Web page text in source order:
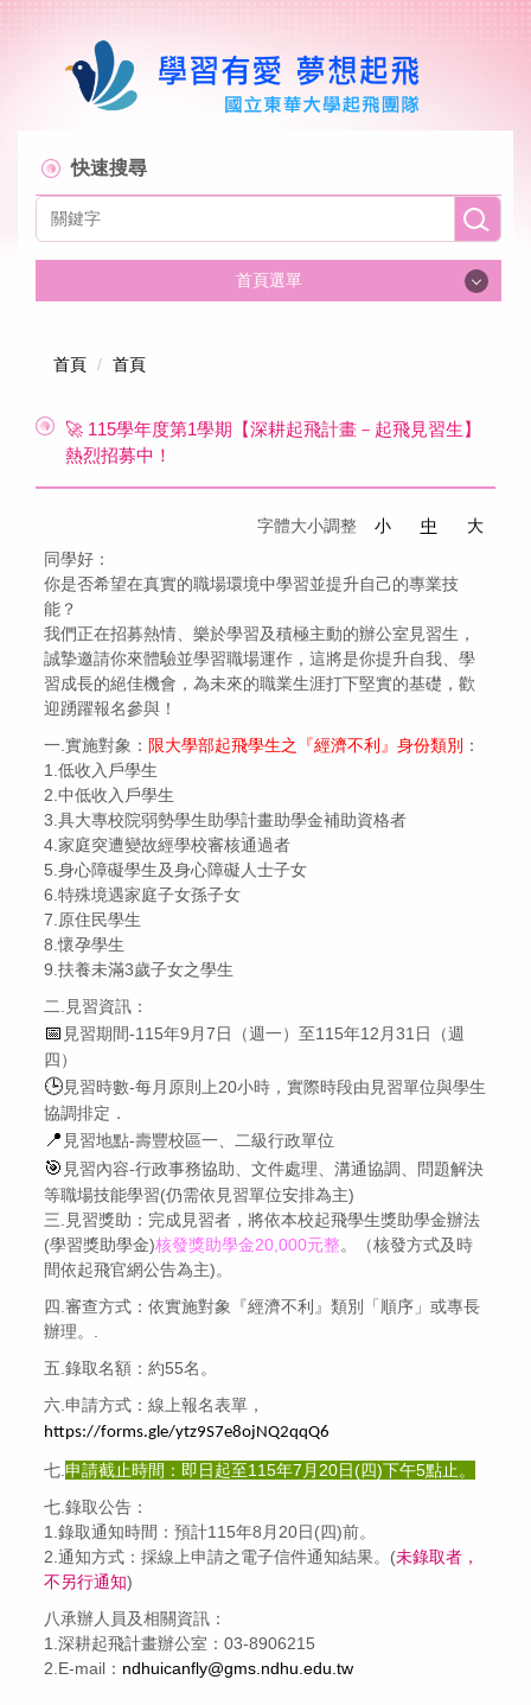
快速搜尋
首頁選單
起飛身份申請
起飛獎助學金資訊
常見問題
聯絡資訊&問題提問
起飛計畫活動成果
首頁 首頁
🚀 115學年度第1學期【深耕起飛計畫－起飛見習生】
熱烈招募中！
字體大小調整 小 中
大
同學好：
你是否希望在真實的職場環境中學習並提升自己的專業技
能？
我們正在招募熱情、樂於學習及積極主動的辦公室見習生，
誠摯邀請你來體驗並學習職場運作，這將是你提升自我、學
習成長的絕佳機會 ，為未來的職業生涯打下堅實的基礎，歡
迎踴躍報名參與！
一.實施對象： 限大學部起飛學生之『經濟不利』身份類別 ：
1.低收入戶學生
2.中低收入戶學生
3.具大專校院弱勢學生助學計畫助學金補助資格者
4.家庭突遭變故經學校審核通過者
5.身心障礙學生及身心障礙人士子女
6.特殊境遇家庭子女孫子女
7.原住民學生
8.懷孕學生
9.扶養未滿3歲子女之學生
二.見習資訊：
📅 見習期間-115年9月7日（週一）至115年12月31日（週
四）
🕒見習時數-每月原則上20小時，實際時段由見習單位與學生
協調排定．
📍 見習地點-壽豐校區一、二級行政單位
🎯 見習內容-行政事務協助、文件處理、溝通協調、問題解決
等職場技能學習(仍需依見習單位安排為主)
三.見習獎助：完成見習者，將依本校起飛學生獎助學金辦法
(學習獎助學金)核發獎助學金20,000元整。（核發方式及時
間依起飛官網公告為主)。
四.審查方式：依實施對象『經濟不利』類別「順序」或專長
辦理。.
五.錄取名額：約55名。
六.申請方式：線上報名表單，
https://forms.gle/ytz9S7e8ojNQ2qqQ6
七.申請截止時間：即日起至115年7月20日(四)下午5點止。
七.錄取公告：
1.錄取通知時間：預計115年8月20日(四)前。
2.通知方式：採線上申請之電子信件通知結果。(未錄取者，
不另行通知)
八承辦人員及相關資訊：
1.深耕起飛計畫辦公室：03-8906215
2.E-mail： ndhuicanfly@gms.ndhu.edu.tw